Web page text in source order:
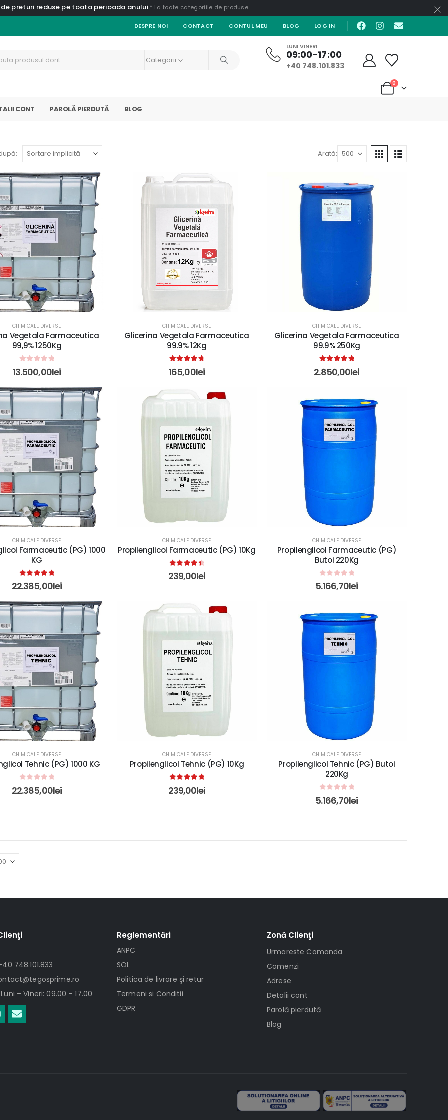
preturi reduse pe toata perioada anului.* La toate categoriile de produse
DESPRE NOI CONTACT CONTUL MEU BLOG LOG IN
Categorii
LUNI VINERI
09:00-17:00
+40 748.101.833
0
CONT PAROLĂ PIERDUTĂ BLOG
Arată:
CHIMICALE DIVERSE
Vegetala Farmaceutica
99,9% 1250Kg
out of 5
13.500,00lei
CHIMICALE DIVERSE
Glicerina Vegetala Farmaceutica
99.9% 12Kg
4.78 out of 5
165,00lei
CHIMICALE DIVERSE
Glicerina Vegetala Farmaceutica
99.9% 250Kg
5.00 out of 5
2.850,00lei
CHIMICALE DIVERSE
Farmaceutic (PG) 1000
KG
5.00out of 5
22.385,00lei
CHIMICALE DIVERSE
Propilenglicol Farmaceutic (PG) 10Kg
4.60out of 5
239,00lei
CHIMICALE DIVERSE
Propilenglicol Farmaceutic (PG)
Butoi 220Kg
0 out of 5
5.166,70lei
CHIMICALE DIVERSE
Tehnic (PG) 1000 KG
out of 5
22.385,00lei
CHIMICALE DIVERSE
Propilenglicol Tehnic (PG) 10Kg
5.00 out of 5
239,00lei
CHIMICALE DIVERSE
Propilenglicol Tehnic (PG) Butoi
220Kg
out of 5
5.166,70lei
748.101.833
– Vineri: 09.00 – 17.00
Reglementări
ANPC
SOL
Politica de livrare şi retur
Termeni si Conditii
GDPR
Zonă Clienţi
Urmareste Comanda
Comenzi
Adrese
Detalii cont
Parolă pierdută
Blog